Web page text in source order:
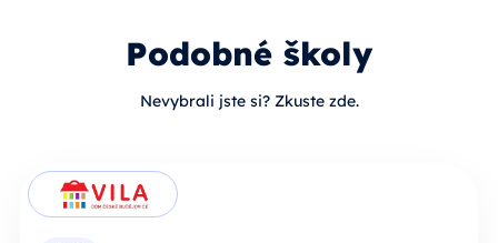
Podobné školy
Nevybrali jste si? Zkuste zde.